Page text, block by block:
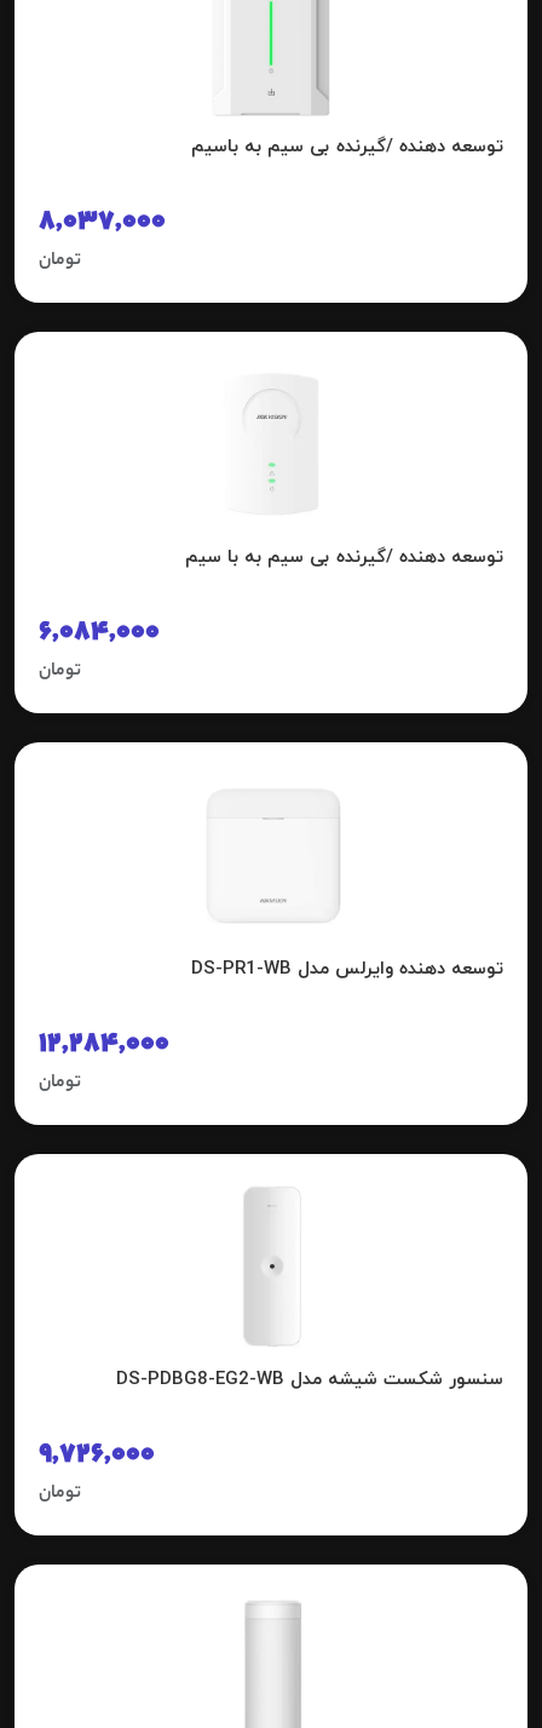
توسعه دهنده /گیرنده بی سیم به باسیم
8,037,000
تومان
توسعه دهنده /گیرنده بی سیم به با سیم
6,084,000
تومان
توسعه دهنده وایرلس مدل DS-PR1-WB
12,284,000
تومان
سنسور شکست شیشه مدل DS-PDBG8-EG2-WB
9,726,000
تومان